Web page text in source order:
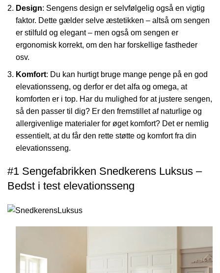
Design: Sengens design er selvfølgelig også en vigtig
faktor. Dette gælder selve æstetikken – altså om sengen
er stilfuld og elegant – men også om sengen er
ergonomisk korrekt, om den har forskellige fastheder
osv.
Komfort: Du kan hurtigt bruge mange penge på en god
elevationsseng, og derfor er det alfa og omega, at
komforten er i top. Har du mulighed for at justere sengen,
så den passer til dig? Er den fremstillet af naturlige og
allergivenlige materialer for øget komfort? Det er nemlig
essentielt, at du får den rette støtte og komfort fra din
elevationsseng.
#1 Sengefabrikken Snedkerens Luksus –
Bedst i test elevationsseng